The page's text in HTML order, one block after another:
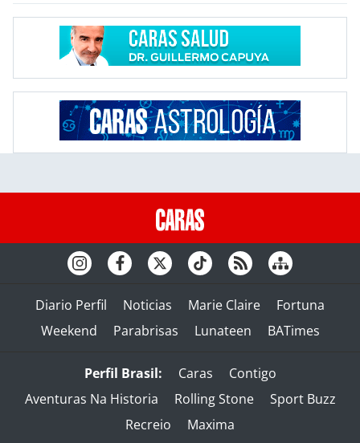
Diario Perfil Noticias Marie Claire
Fortuna
Weekend
Parabrisas Lunateen BATimes
Perfil Brasil: Caras
Contigo
Aventuras Na Historia
Rolling Stone
Sport Buzz
Recreio
Maxima